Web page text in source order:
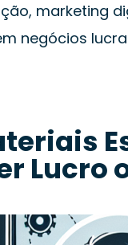
marketing
negócios
Lucro